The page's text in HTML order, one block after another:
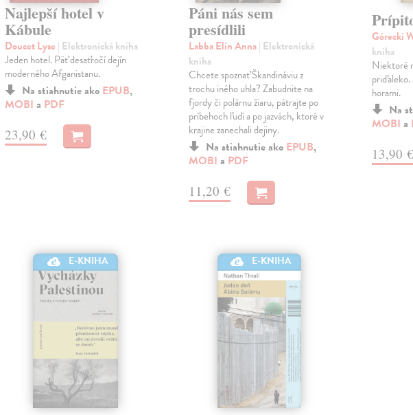
Najlepší hotel v
Kábule
Doucet Lyse | Elektronická kniha
Jeden hotel. Päť desaťročí dejín
moderného Afganistanu.
Na stiahnutie ako EPUB,
MOBI a PDF
23,90 €
Páni nás sem
presídlili
Labba Elin Anna| Elektronická
kniha
Chcete spoznať Škandináviu z
trochu iného uhla? Zabudnite na
fjordy či polárnu žiaru, pátrajte po
príbehoch ľudí a po jazvách, ktoré v
krajine zanechali dejiny.
Na stiahnutie ako EPUB,
MOBI a PDF
11,20 €
Górecki
kniha
Niektoré
priďaleko.
horami.
Na
MOBI a
13,90 €
E-KNIHA E-KNIHA